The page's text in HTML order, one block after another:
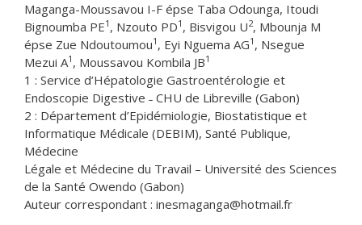
Maganga-Moussavou I-F épse Taba Odounga, Itoudi
Bignoumba PE1 , Nzouto PD1 , Bisvigou U2, Mbounja M
épse Zue Ndoutoumou1 , Eyi Nguema AG1 , Nsegue
Mezui A1 , Moussavou Kombila JB1
1 : Service d’Hépatologie Gastroentérologie et
Endoscopie Digestive ˗ CHU de Libreville (Gabon)
2 : Département d’Epidémiologie, Biostatistique et
Informatique Médicale (DEBIM), Santé Publique,
Médecine
Légale et Médecine du Travail – Université des Sciences
de la Santé Owendo (Gabon)
Auteur correspondant : inesmaganga@hotmail.fr